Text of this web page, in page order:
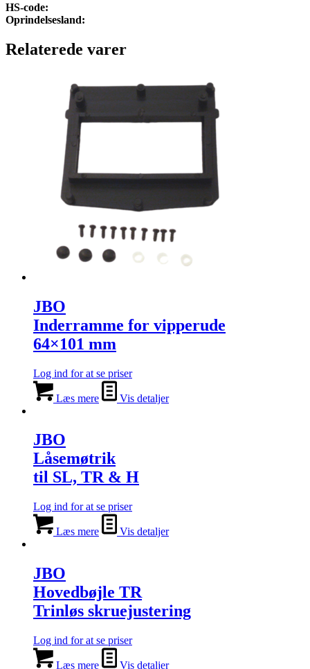
HS-code:
Oprindelsesland:
Relaterede varer
JBO
Inderramme for vipperude
64×101 mm
Log ind for at se priser
Læs mere Vis detaljer
JBO
Låsemøtrik
til SL, TR & H
Log ind for at se priser
Læs mere Vis detaljer
JBO
Hovedbøjle TR
Trinløs skruejustering
Log ind for at se priser
Læs mere Vis detaljer